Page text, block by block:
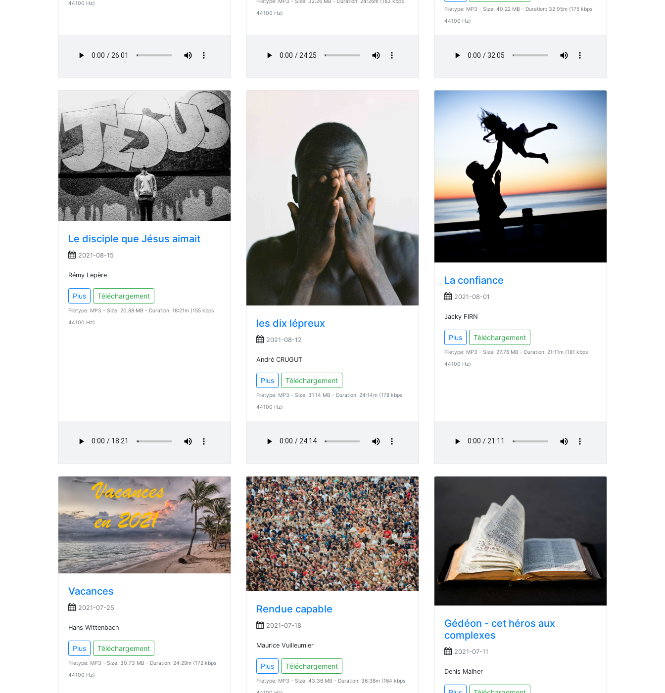
44100 Hz)
Filetype: MP3 - Size: 32.26 MB - Duration: 24:26m (183 kbps
44100 Hz)
Filetype: MP3 - Size: 40.22 MB - Duration: 32:05m (175 kbps
44100 Hz)
Le disciple que Jésus aimait
2021-08-15
Rémy Lepère
Plus Téléchargement
Filetype: MP3 - Size: 20.88 MB - Duration: 18:21m (155 kbps
44100 Hz)
les dix lépreux
2021-08-12
André CRUGUT
Plus Téléchargement
Filetype: MP3 - Size: 31.14 MB - Duration: 24:14m (178 kbps
44100 Hz)
La confiance
2021-08-01
Jacky FIRN
Plus Téléchargement
Filetype: MP3 - Size: 27.76 MB - Duration: 21:11m (181 kbps
44100 Hz)
Vacances
2021-07-25
Hans Wittenbach
Plus Téléchargement
Filetype: MP3 - Size: 30.73 MB - Duration: 24:29m (172 kbps
44100 Hz)
Rendue capable
2021-07-18
Maurice Vuilleumier
Plus Téléchargement
Filetype: MP3 - Size: 43.36 MB - Duration: 36:38m (164 kbps
Gédéon - cet héros aux
complexes
2021-07-11
Denis Malher